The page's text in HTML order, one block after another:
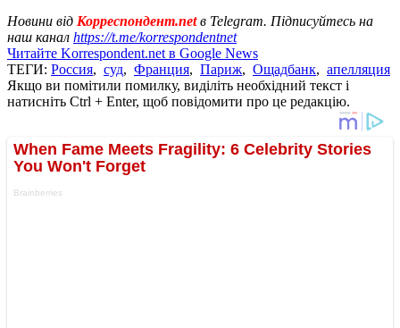
Новини від Корреспондент.netв Telegram. Підписуйтесь на
наш канал https://t.me/korrespondentnet
Читайте Korrespondent.net в Google News
ТЕГИ: Россия, суд, Франция, Париж, Ощадбанк, апелляция
Якщо ви помітили помилку, виділіть необхідний текст і
натисніть Ctrl + Enter, щоб повідомити про це редакцію.